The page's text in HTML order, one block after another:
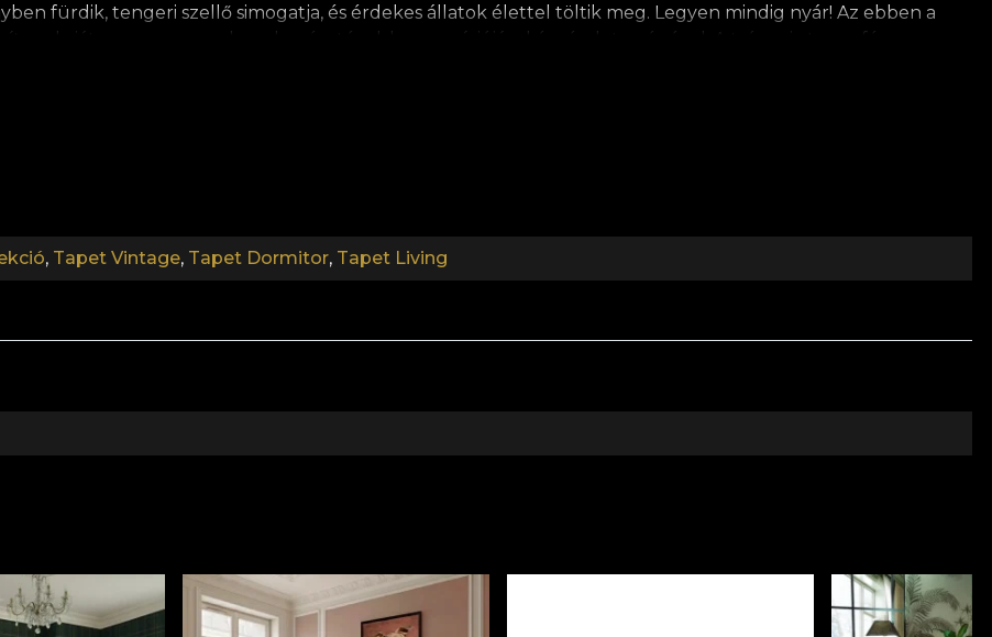
fürdik, tengeri szellő simogatja, és érdekes állatok élettel töltik meg. Legyen mindig nyár! Az ebben a
játszva az egyes elemek méretével, kompozíciójával és részletességével. A trópusi atmoszféra
színek és meleg sárga, halvány rózsaszín, valamint tompa szürkék uralnak. Mindezek a rajzok mögötti
anyagokból készül. **A House of VLAdiLA javasolja saját ragasztójának használatát a tapéták
, Tapet Vintage, Tapet Dormitor, Tapet Living